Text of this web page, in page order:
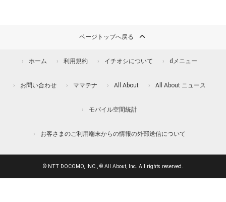
ページトップへ戻る
ホーム 利用規約 イチオシについて dメニュー
お問い合わせ ママテナ All About All About ニュース
モバイル空間統計
お客さまのご利用端末からの情報の外部送信について
© NTT DOCOMO, INC., © All About, Inc. All rights reserved.